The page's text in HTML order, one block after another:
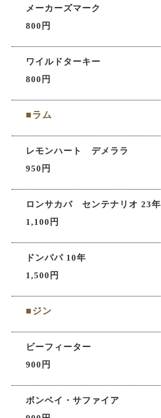
メーカーズマーク
800円
ワイルドターキー
800円
■ラム
レモンハート デメララ
950円
ロンサカバ センテナリオ 23年
1,100円
ドンパパ 10年
1,500円
■ジン
ビーフィーター
900円
ボンベイ・サファイア